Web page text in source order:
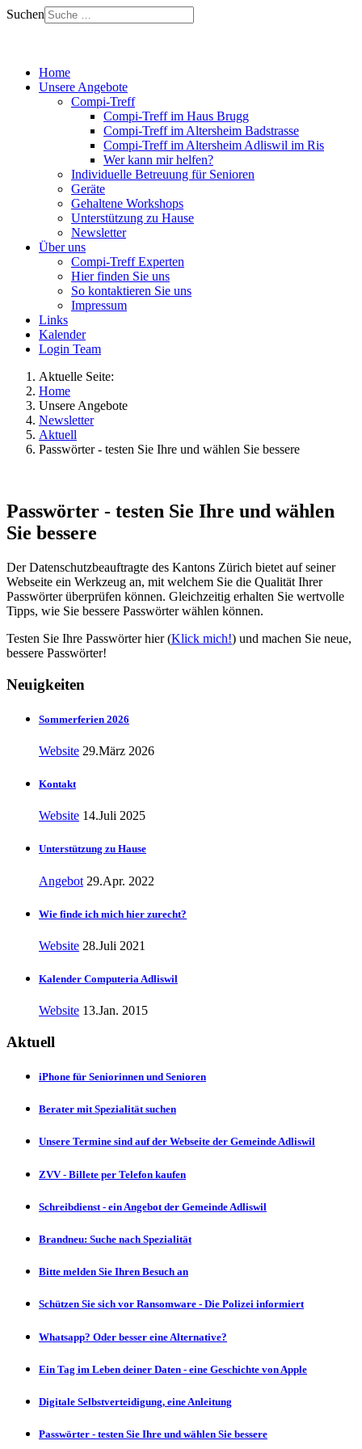
Suchen
Home
Unsere Angebote
Compi-Treff
Compi-Treff im Haus Brugg
Compi-Treff im Altersheim Badstrasse
Compi-Treff im Altersheim Adliswil im Ris
Wer kann mir helfen?
Individuelle Betreuung für Senioren
Geräte
Gehaltene Workshops
Unterstützung zu Hause
Newsletter
Über uns
Compi-Treff Experten
Hier finden Sie uns
So kontaktieren Sie uns
Impressum
Links
Kalender
Login Team
Aktuelle Seite:
Home
Unsere Angebote
Newsletter
Aktuell
Passwörter - testen Sie Ihre und wählen Sie bessere
Passwörter - testen Sie Ihre und wählen
Sie bessere
Der Datenschutzbeauftragte des Kantons Zürich bietet auf seiner
Webseite ein Werkzeug an, mit welchem Sie die Qualität Ihrer
Passwörter überprüfen können. Gleichzeitig erhalten Sie wertvolle
Tipps, wie Sie bessere Passwörter wählen können.
Testen Sie Ihre Passwörter hier (Klick mich!) und machen Sie neue,
bessere Passwörter!
Neuigkeiten
Sommerferien 2026
Website 29.März 2026
Kontakt
Website 14.Juli 2025
Unterstützung zu Hause
Angebot 29.Apr. 2022
Wie finde ich mich hier zurecht?
Website 28.Juli 2021
Kalender Computeria Adliswil
Website 13.Jan. 2015
Aktuell
iPhone für Seniorinnen und Senioren
Berater mit Spezialität suchen
Unsere Termine sind auf der Webseite der Gemeinde Adliswil
ZVV - Billete per Telefon kaufen
Schreibdienst - ein Angebot der Gemeinde Adliswil
Brandneu: Suche nach Spezialität
Bitte melden Sie Ihren Besuch an
Schützen Sie sich vor Ransomware - Die Polizei informiert
Whatsapp? Oder besser eine Alternative?
Ein Tag im Leben deiner Daten - eine Geschichte von Apple
Digitale Selbstverteidigung, eine Anleitung
Passwörter - testen Sie Ihre und wählen Sie bessere